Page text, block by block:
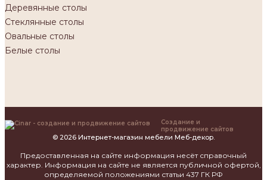
Деревянные столы
Стеклянные столы
Овальные столы
Белые столы
Создание и
продвижение сайтов
© 2026 Интернет-магазин мебели Меб-декор.
Предоставленная на сайте информация несёт справочный
характер. Информация на сайте не является публичной офертой,
определяемой положениями статьи 437 ГК РФ